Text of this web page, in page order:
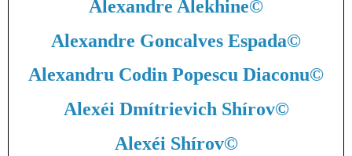
Alexandre Alekhine©
Alexandre Goncalves Espada©
Alexandru Codin Popescu Diaconu©
Alexéi Dmítrievich Shírov©
Alexéi Shírov©